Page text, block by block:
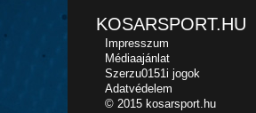
KOSARSPORT.HU
Impresszum
Médiaajánlat
Szerzu0151i jogok
Adatvédelem
© 2015 kosarsport.hu